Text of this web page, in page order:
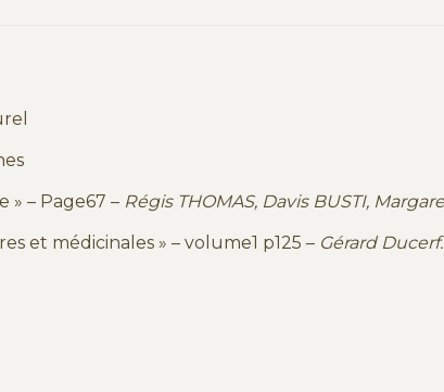
» – Page67 – Régis THOMAS, Davis BUSTI,
et médicinales » – volume1 p125 – Gérard